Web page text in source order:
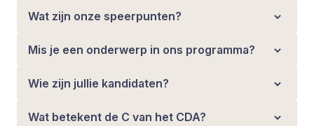
Wat zijn onze speerpunten?
Mis je een onderwerp in ons programma?
Wie zijn jullie kandidaten?
Wat betekent de C van het CDA?